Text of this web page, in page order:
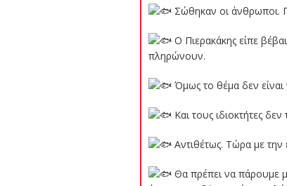
Σώθηκαν οι άνθρωποι.
Ο Πιερακάκης είπε
πληρώνουν.
Όμως το θέμα δεν είναι
Και τους ιδιοκτήτες δεν
Αντιθέτως. Τώρα με την
Θα πρέπει να πάρουμε